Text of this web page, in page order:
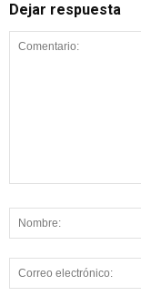
Dejar respuesta